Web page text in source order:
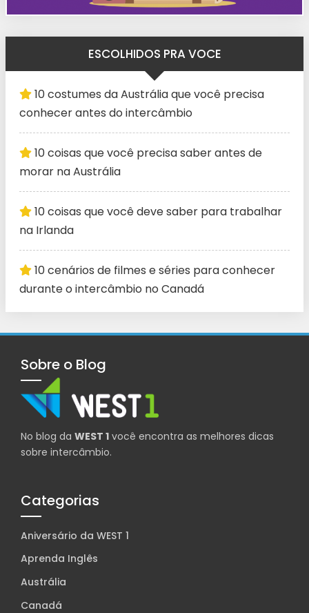
ESCOLHIDOS PRA VOCE
10 costumes da Austrália que você precisa
conhecer antes do intercâmbio
10 coisas que você precisa saber antes de
morar na Austrália
10 coisas que você deve saber para trabalhar
na Irlanda
10 cenários de filmes e séries para conhecer
durante o intercâmbio no Canadá
Sobre o Blog
No blog da WEST 1 você encontra as melhores dicas
sobre intercâmbio.
Categorias
Aniversário da WEST 1
Aprenda Inglês
Austrália
Canadá